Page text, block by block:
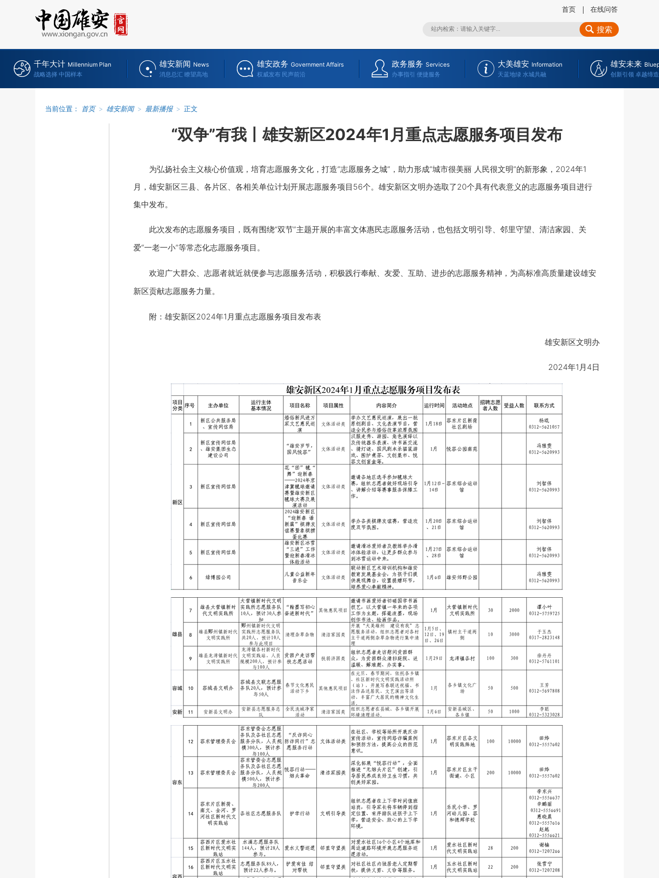
首页 在线问答
搜索
千年大计 Millennium Plan
战略选择 中国样本
雄安新闻 News
消息总汇 瞭望高地
雄安政务 Government Affairs
权威发布 民声前沿
政务服务 Services
办事指引 便捷服务
大美雄安 Information
天蓝地绿 水城共融
雄安未来
创新引领 卓越缔造
当前位置： 首页 > 雄安新闻 > 最新播报 > 正文
“双争”有我丨雄安新区2024年1月重点志愿服务项目发布
为弘扬社会主义核心价值观，培育志愿服务文化，打造“志愿服务之城”，助力形成“城市很美丽 人民很文明”的新形象，2024年1
月，雄安新区三县、各片区、各相关单位计划开展志愿服务项目56个。雄安新区文明办选取了20个具有代表意义的志愿服务项目进行
集中发布。
此次发布的志愿服务项目，既有围绕“双节”主题开展的丰富文体惠民志愿服务活动，也包括文明引导、邻里守望、清洁家园、关
爱“一老一小”等常态化志愿服务项目。
欢迎广大群众、志愿者就近就便参与志愿服务活动，积极践行奉献、友爱、互助、进步的志愿服务精神，为高标准高质量建设雄安
新区贡献志愿服务力量。
附：雄安新区2024年1月重点志愿服务项目发布表
雄安新区文明办
2024年1月4日